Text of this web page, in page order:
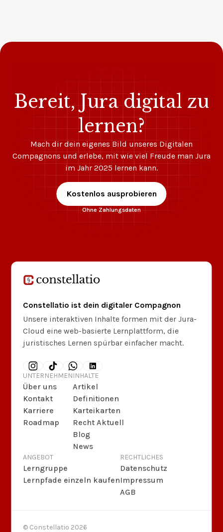
Bereit, Jura digital zu
lernen?
Mach dir dein eigenes Bild unseres Digitalen
Compagnons und erlebe, mit wie viel Freude man Jura
im Jahr 2025 lernen kann.
Kostenlos ausprobieren
Ohne Zahlungsdaten
Constellatio ist dein digitaler Compagnon
Unsere interaktiven Inhalte formen mit der Jura-
Cloud eine web-basierte Lernplattform, die
juristisches Lernen spürbar einfacher macht.
UNTERNEHMEN
Über uns
Kontakt
Karriere
Roadmap
INHALTE
Artikel
Definitionen
Karteikarten
Recht Aktuell
Blog
News
ANGEBOT
Lerngruppe
Lernpfade einzeln kaufen
RECHTLICHES
Datenschutz
Impressum
AGB
© Constellatio 2026